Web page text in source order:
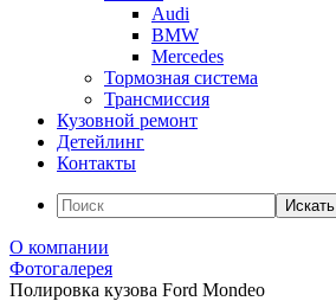
Audi
BMW
Mercedes
Тормозная система
Трансмиссия
Кузовной ремонт
Детейлинг
Контакты
Искать
О компании
Фотогалерея
Полировка кузова Ford Mondeo